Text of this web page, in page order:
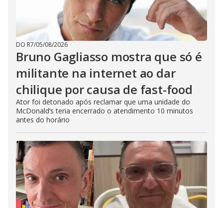
DO R7/05/08/2026
Bruno Gagliasso mostra que só é
militante na internet ao dar
chilique por causa de fast-food
Ator foi detonado após reclamar que uma unidade do
McDonald’s teria encerrado o atendimento 10 minutos
antes do horário